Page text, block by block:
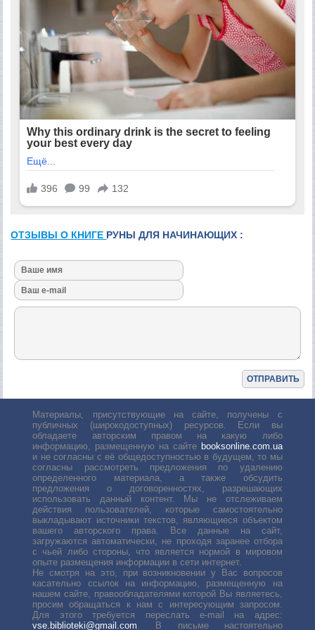
ОТЗЫВЫ О КНИГЕ РУНЫ ДЛЯ НАЧИНАЮЩИХ :
Материалы, присутствующие на сайте, получены с
публичных (широкодоступных) ресурсов. Если вы
обладаете авторским правом на какую либо
информацию, размещенную на сайте booksonline.com.ua
и не согласны с её общедоступностью в будущем, то мы
согласны рассмотреть предложения по удалению
определенного материала, а также обсудить
предложения о договоренностях, разрешающих
использовать данный контент. Мы не отслеживаем
действия пользователей, которые самостоятельно
выкладывают источники текстов, являющиеся объектом
вашего авторского права. Все данные на сайт,
загружаются автоматически, не проходя заранее отбора
с чьей либо стороны, что является нормой в мировом
опыте размещения информации в сети интернет.
Не смотря на это, при возникновении у Вас вопросов
касательно ссылок на информацию, размещенную на
нашем сайте, правообладателями которой Вы являетесь,
просим обращаться к нам с интересующим запросом.
Для этого требуется переслать е-mail на адрес:
vse.biblioteki@gmail.com. В письме настоятельно